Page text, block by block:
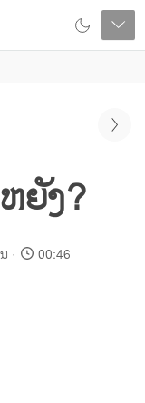
ຍັງ?
00:46